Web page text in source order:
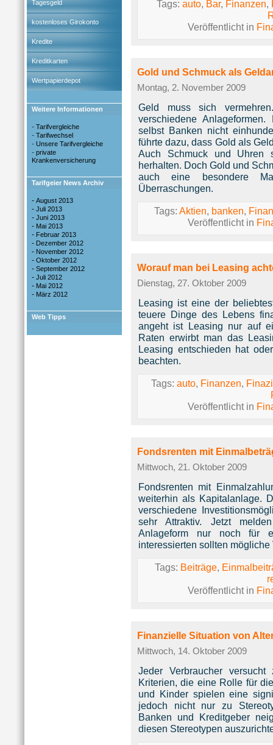
Tagesgeld
kostenloses Girokonto
Kredite
Kreditkarten
Wertpapierdepot
Weitere Informationen
- Tarifvergleiche
- Tarifwechsel
- Unsere Tarifvergleiche
- private
Krankenversicherung
Tarifgeier News Archiv
- August 2013
- Juli 2013
- Juni 2013
- Mai 2013
- Februar 2013
- Dezember 2012
- November 2012
- Oktober 2012
- September 2012
- Juli 2012
- Mai 2012
- März 2012
Web Tipps
Tags: auto, Bar, Finanzen,
Veröffentlicht in
Gold und Schmuck als
Montag, 2. November 2009
Geld muss sich
verschiedene
selbst Banken nicht
führte dazu, dass Gold als
Auch Schmuck und Uhren
herhalten. Doch Gold und
auch eine besondere
Überraschungen.
Tags: Aktien, banken,
Veröffentlicht in
Worauf man bei Leasing
Dienstag, 27. Oktober 2009
Leasing ist eine der
teuere Dinge des Lebens
angeht ist Leasing nur auf
Raten erwirbt man das
Leasing entschieden hat
beachten.
Tags: auto, Finanzen,
Veröffentlicht in
Fondsrenten mit
Mittwoch, 21. Oktober 2009
Fondsrenten mit
weiterhin als Kapitalanlage.
verschiedene
sehr Attraktiv. Jetzt
Anlageform nur noch für
interessierten sollten
Tags: Beiträge,
Veröffentlicht in
Finanzielle Situation von
Mittwoch, 14. Oktober 2009
Jeder Verbraucher
Kriterien, die eine Rolle für
und Kinder spielen eine
jedoch nicht nur zu
Banken und Kreditgeber
diesen Stereotypen